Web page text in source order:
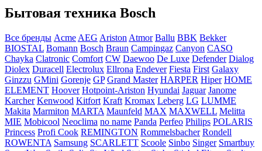
Бытовая техника Bosch
Все бренды Acme AEG Ariston Atmor Ballu BBK Bekker
BIOSTAL Bomann Bosch Braun Campingaz Canyon CASO
Chayka Clatronic Comfort CW Daewoo De Luxe Defender Dialog
Diolex Duracell Electrolux Ellrona Endever Fiesta First Galaxy
Ginzzu GMini Gorenje GP Grand Master HARPER Hiper HOME
ELEMENT Hoover Hotpoint-Ariston Hyundai Jaguar Janome
Karcher Kenwood Kitfort Kraft Kromax Leberg LG LUMME
Makita Marmiton MARTA Maunfeld MAX MAXWELL Melitta
MIE Mobicool Neoclima no name Panda Perfeo Philips POLARIS
Princess Profi Cook REMINGTON Rommelsbacher Rondell
ROWENTA Samsung SCARLETT Scoole Sinbo Singer Smartbuy